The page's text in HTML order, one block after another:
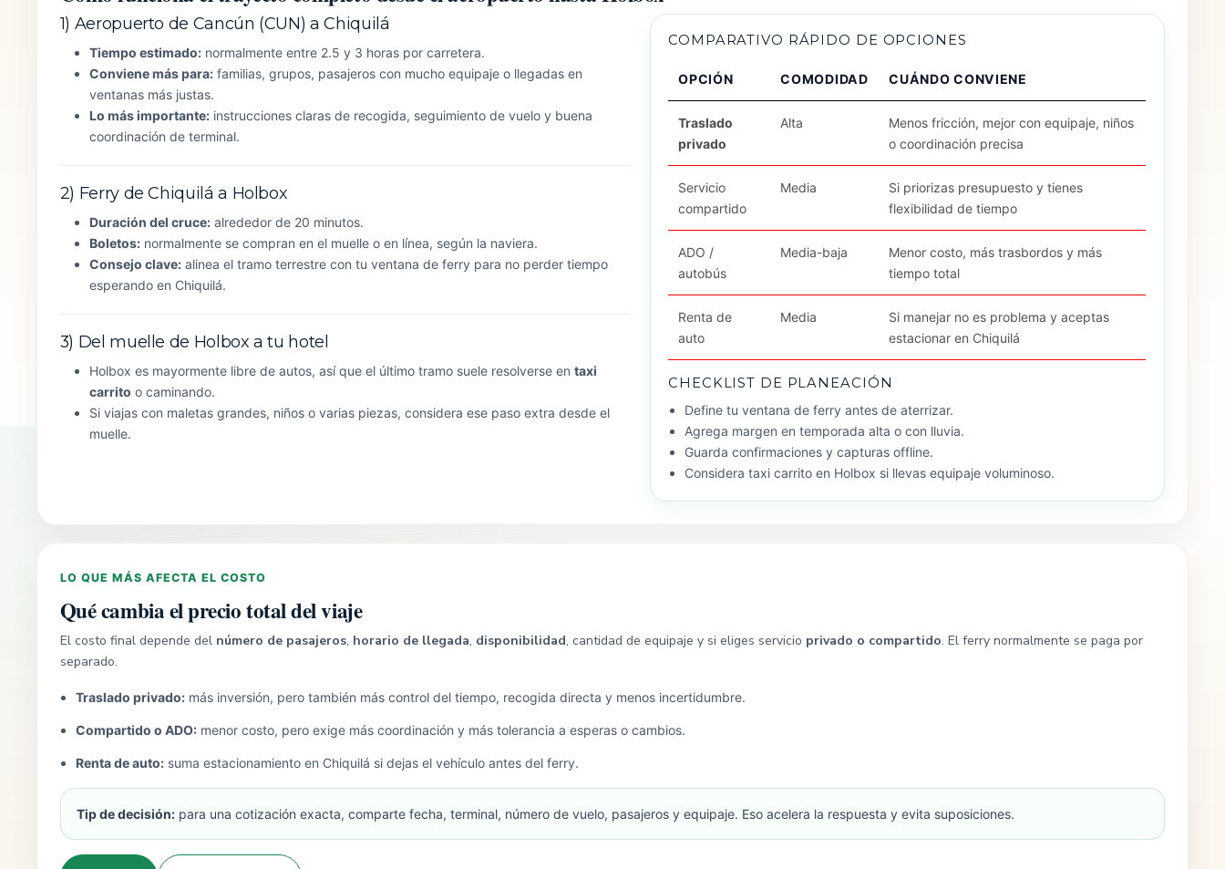
1) Aeropuerto de Cancún (CUN) a Chiquilá
Tiempo estimado:normalmente entre 2.5 y 3 horas por carretera.
Conviene más para:familias, grupos, pasajeros con mucho equipaje o llegadas en
ventanas más justas.
Lo más importante:instrucciones claras de recogida, seguimiento de vuelo y buena
coordinación de terminal.
2) Ferry de Chiquilá a Holbox
Duración del cruce:alrededor de 20 minutos.
Boletos:normalmente se compran en el muelle o en línea, según la naviera.
Consejo clave:alinea el tramo terrestre con tu ventana de ferry para no perder tiempo
esperando en Chiquilá.
3) Del muelle de Holbox a tu hotel
Holbox es mayormente libre de autos, así que el último tramo suele resolverse en taxi
carrito o caminando.
Si viajas con maletas grandes, niños o varias piezas, considera ese paso extra desde el
muelle.
COMPARATIVO RÁPIDO DE OPCIONES
OPCIÓN COMODIDAD CUÁNDO CONVIENE
Traslado
privado
Alta
Menos fricción, mejor con equipaje, niños
o coordinación precisa
Servicio
compartido
Media
Si priorizas presupuesto y tienes
flexibilidad de tiempo
ADO /
autobús
Media-baja
Menor costo, más trasbordos y más
tiempo total
Renta de
auto
Media
Si manejar no es problema y aceptas
estacionar en Chiquilá
CHECKLIST DE PLANEACIÓN
Define tu ventana de ferry antes de aterrizar.
Agrega margen en temporada alta o con lluvia.
Guarda confirmaciones y capturas offline.
Considera taxi carrito en Holbox si llevas equipaje voluminoso.
LO QUE MÁS AFECTA EL COSTO
Qué cambia el precio total del viaje
El costo final depende del número de pasajeros, horario de llegada, disponibilidad, cantidad de equipaje y si eliges servicio privado o compartido. El ferry normalmente se paga por
separado.
Traslado privado: más inversión, pero también más control del tiempo, recogida directa y menos incertidumbre.
Compartido o ADO: menor costo, pero exige más coordinación y más tolerancia a esperas o cambios.
Renta de auto: suma estacionamiento en Chiquilá si dejas el vehículo antes del ferry.
Tip de decisión:para una cotización exacta, comparte fecha, terminal, número de vuelo, pasajeros y equipaje. Eso acelera la respuesta y evita suposiciones.